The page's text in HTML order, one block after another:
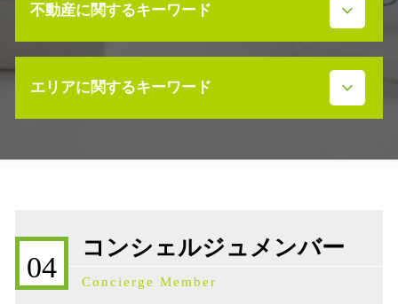
相続税 不動産
事業承継 会社
事業承継 m&a
限定承認 単純承認
民法 相続発生日
遺留分 放棄
相続放棄 必要書類
不動産に関するキーワード
不動産売買契約 代理人
不動産 活用 コンサル
売買 説明義務違反
不動産 活用 土地
不動産売買契約 必要書類
エリアに関するキーワード
補助金 石川県
不動産売買契約 石川県
事業承継補助金 石川県
04
コンシェルジュメンバー
Concierge Member